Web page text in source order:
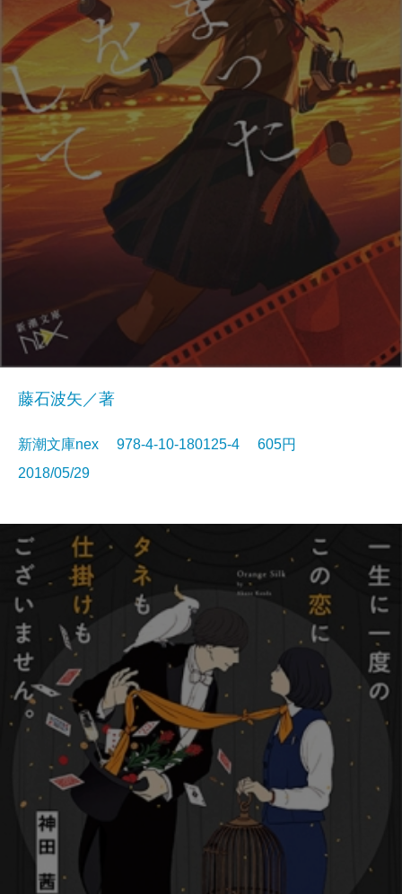
藤石波矢／著
新潮文庫nex 978-4-10-180125-4 605円
2018/05/29